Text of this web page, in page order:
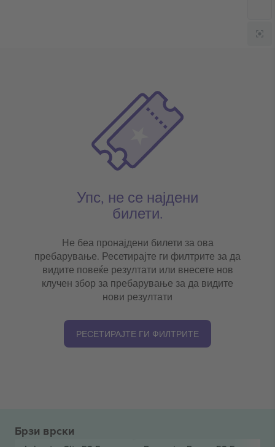
Упс, не се најдени
билети.
Не беа пронајдени билети за ова
пребарување. Ресетирајте ги филтрите за да
видите повеќе резултати или внесете нов
клучен збор за пребарување за да видите
нови резултати
РЕСЕТИРАЈТЕ ГИ ФИЛТРИТЕ
Брзи врски